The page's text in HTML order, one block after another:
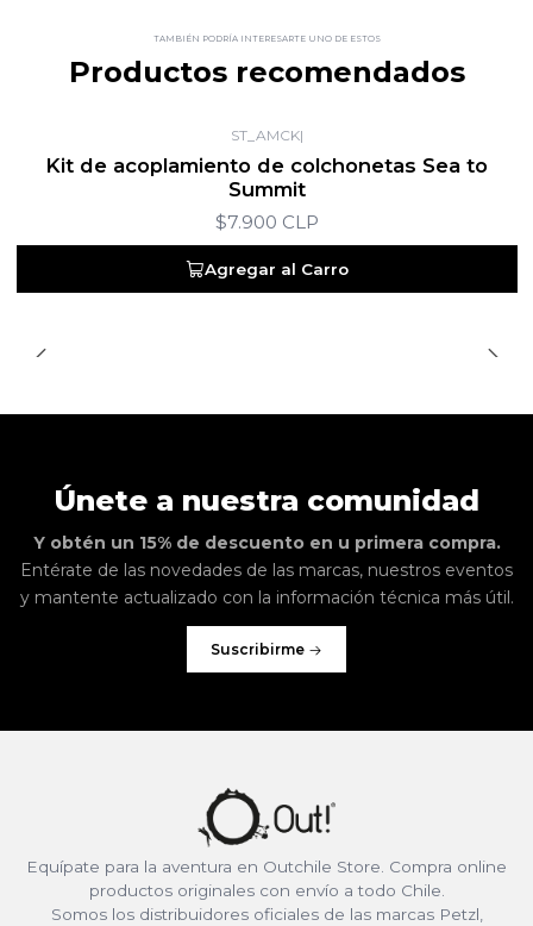
TAMBIÉN PODRÍA INTERESARTE UNO DE ESTOS
Productos recomendados
ST_AMCK|
Kit de acoplamiento de colchonetas Sea to
Summit
$7.900 CLP
Agregar al Carro
Únete a nuestra comunidad
Y obtén un 15% de descuento en u primera compra.
Entérate de las novedades de las marcas, nuestros eventos
y mantente actualizado con la información técnica más útil.
Suscribirme
Equípate para la aventura en Outchile Store. Compra online
productos originales con envío a todo Chile.
Somos los distribuidores oficiales de las marcas Petzl,